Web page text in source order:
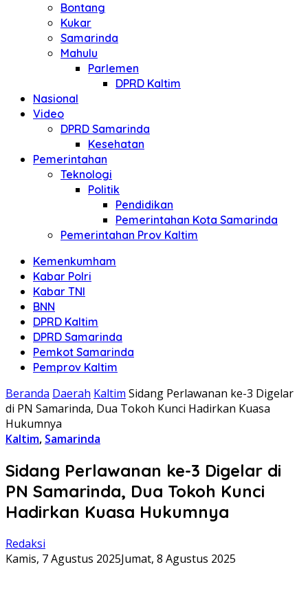
Bontang
Kukar
Samarinda
Mahulu
Parlemen
DPRD Kaltim
Nasional
Video
DPRD Samarinda
Kesehatan
Pemerintahan
Teknologi
Politik
Pendidikan
Pemerintahan Kota Samarinda
Pemerintahan Prov Kaltim
Kemenkumham
Kabar Polri
Kabar TNI
BNN
DPRD Kaltim
DPRD Samarinda
Pemkot Samarinda
Pemprov Kaltim
Beranda Daerah Kaltim Sidang Perlawanan ke-3 Digelar
di PN Samarinda, Dua Tokoh Kunci Hadirkan Kuasa
Hukumnya
Kaltim, Samarinda
Sidang Perlawanan ke-3 Digelar di
PN Samarinda, Dua Tokoh Kunci
Hadirkan Kuasa Hukumnya
Redaksi
Kamis, 7 Agustus 2025Jumat, 8 Agustus 2025